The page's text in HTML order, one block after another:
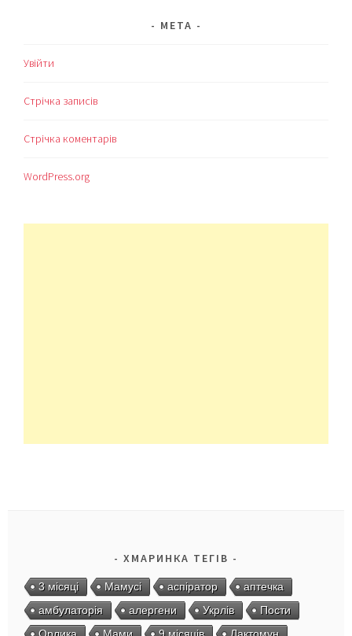
МЕТА
Увійти
Стрічка записів
Стрічка коментарів
WordPress.org
ХМАРИНКА ТЕГІВ
3 місяці Мамусі аспіратор
аптечка
амбулаторія
алергени Укрлів
Пости
Орлика
Мами 9 місяців Лактомун